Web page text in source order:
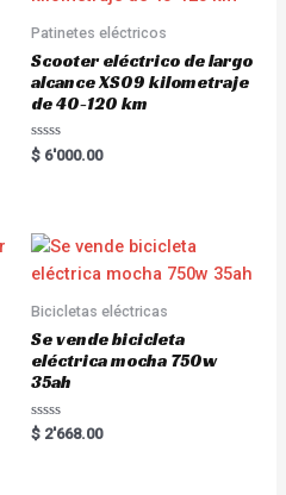
Patinetes eléctricos
Scooter eléctrico de largo
alcance XS09 kilometraje
de 40-120 km
R
a
o
u
t
o
5
$ 6'000.00
Bicicletas eléctricas
Se vende bicicleta
eléctrica mocha 750w
35ah
R
a
$ 2'668.00